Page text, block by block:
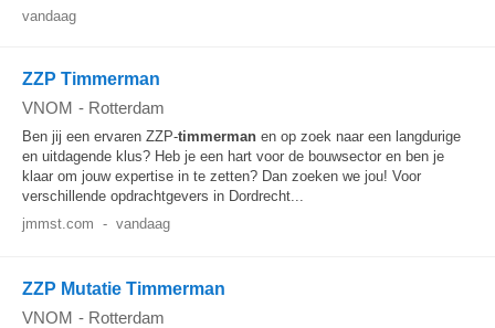
vandaag
ZZP Timmerman
VNOM - Rotterdam
Ben jij een ervaren ZZP-timmerman en op zoek naar een langdurige
en uitdagende klus? Heb je een hart voor de bouwsector en ben je
klaar om jouw expertise in te zetten? Dan zoeken we jou! Voor
verschillende opdrachtgevers in Dordrecht...
jmmst.com - vandaag
ZZP Mutatie Timmerman
VNOM - Rotterdam